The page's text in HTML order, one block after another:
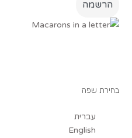
בחירת שפה
עברית
English